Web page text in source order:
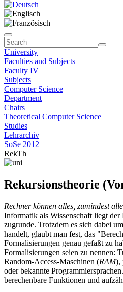
University
Faculties and Subjects
Faculty IV
Subjects
Computer Science
Department
Chairs
Theoretical Computer Science
Studies
Lehrarchiv
SoSe 2012
RekTh
Rekursionstheorie
Rechner können alles, zumindest
Informatik als Wissenschaft liegt
zugrunde. Trotzdem es sich dabei
handelt, glaubt man fest, das
Formalisierungen genau gefaßt zu
Formalisierungen seien zu nennen:
Random-Access-Maschinen (RAM),
oder bekannte
berechenbare Funktionen und